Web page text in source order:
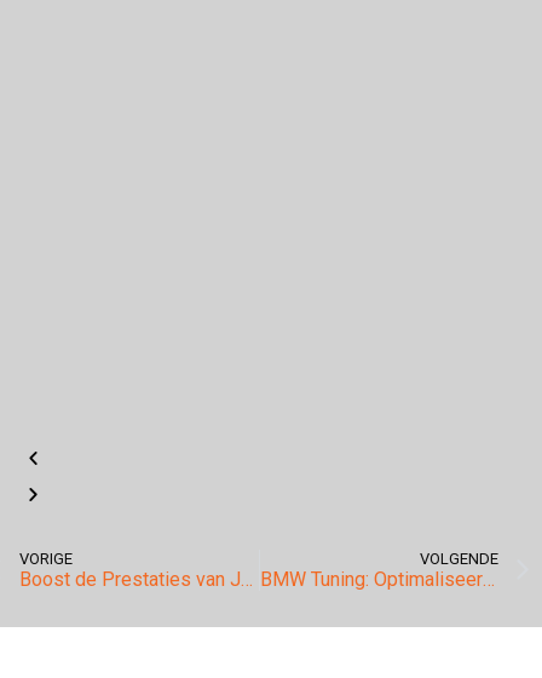
VORIGE
Boost de Prestaties van Jouw Audi met Onze Toonaangevende Tuningdiensten
VOLGENDE
BMW Tuning: Optimaliseer prestaties van Jouw BMW